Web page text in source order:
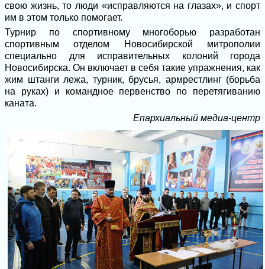
свою жизнь, то люди «исправляются на глазах», и спорт
им в этом только помогает.
Турнир по спортивному многоборью разработан
спортивным отделом Новосибирской митрополии
специально для исправительных колоний города
Новосибирска. Он включает в себя такие упражнения, как
жим штанги лежа, турник, брусья, армрестлинг (борьба
на руках) и командное первенство по перетягиванию
каната.
Епархиальный медиа-центр